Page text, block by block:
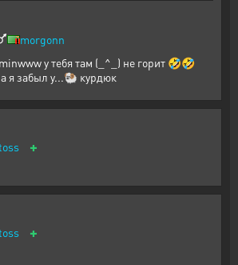
morgonn
у тебя там (_^_) не горит 🤣🤣
я забыл у...🐏 курдюк
+
+